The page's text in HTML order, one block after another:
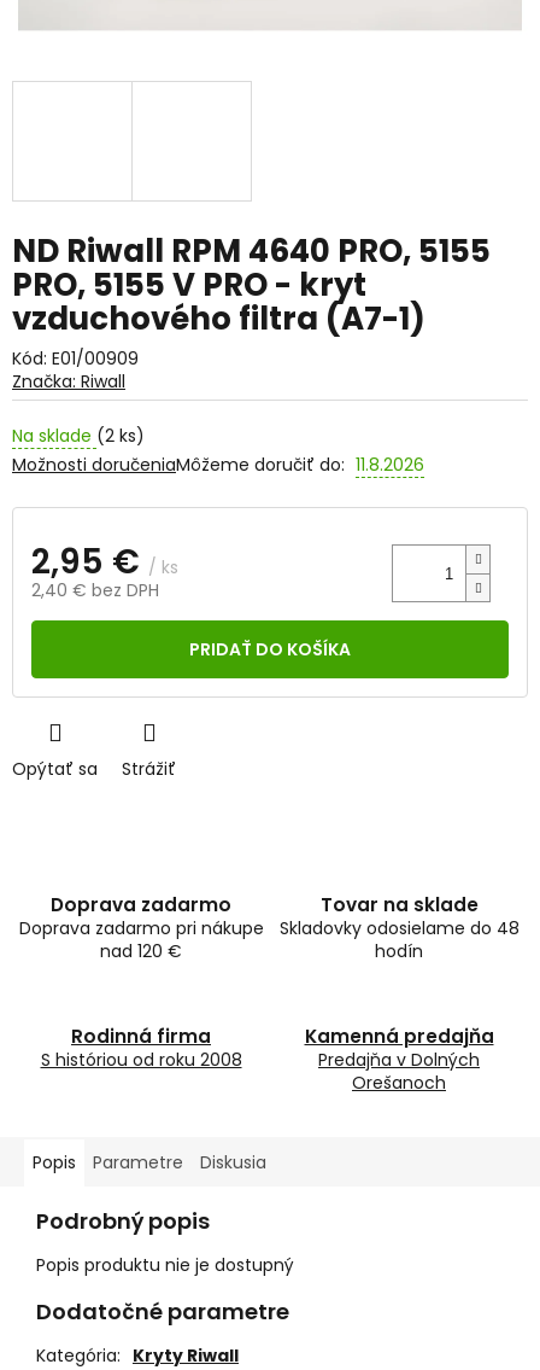
ND Riwall RPM 4640 PRO, 5155
PRO, 5155 V PRO - kryt
vzduchového filtra (A7-1)
Kód: E01/00909
Na sklade (2 ks)
Môžeme doručiť do: 11.8.2026
Možnosti doručenia
2,95 € / ks
2,40 € bez DPH
Jednotková
PRIDAŤ DO KOŠÍKA
Opýtať sa Strážiť
Značka: Riwall
Doprava zadarmo
Doprava zadarmo pri nákupe
nad 120 €
Tovar na sklade
Skladovky odosielame do 48
hodín
Rodinná firma
S históriou od roku 2008
Kamenná predajňa
Predajňa v Dolných
Orešanoch
Popis Parametre Diskusia
Podrobný popis
Popis produktu nie je dostupný
Dodatočné parametre
Kategória: Kryty Riwall